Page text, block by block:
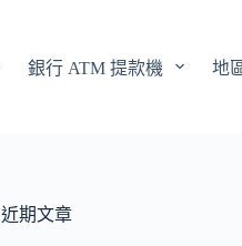
銀行 ATM 提款機 地
近期文章